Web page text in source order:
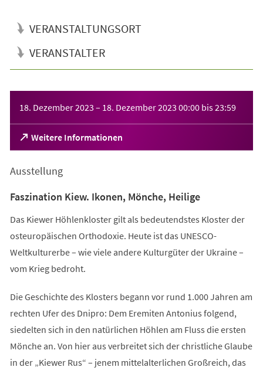
VERANSTALTUNGSORT
VERANSTALTER
18. Dezember 2023 – 18. Dezember 2023 00:00 bis23:59
Weitere Informationen
(Öffnet
in
neuen
Ausstellung
Faszination Kiew. Ikonen, Mönche, Heilige
Das Kiewer Höhlenkloster gilt als bedeutendstes Kloster der
osteuropäischen Orthodoxie. Heute ist das UNESCO-
Weltkulturerbe – wie viele andere Kulturgüter der Ukraine –
vom Krieg bedroht.
Die Geschichte des Klosters begann vor rund 1.000 Jahren am
rechten Ufer des Dnipro: Dem Eremiten Antonius folgend,
siedelten sich in den natürlichen Höhlen am Fluss die ersten
Mönche an. Von hier aus verbreitet sich der christliche Glaube
in der „Kiewer Rus“ – jenem mittelalterlichen Großreich, das